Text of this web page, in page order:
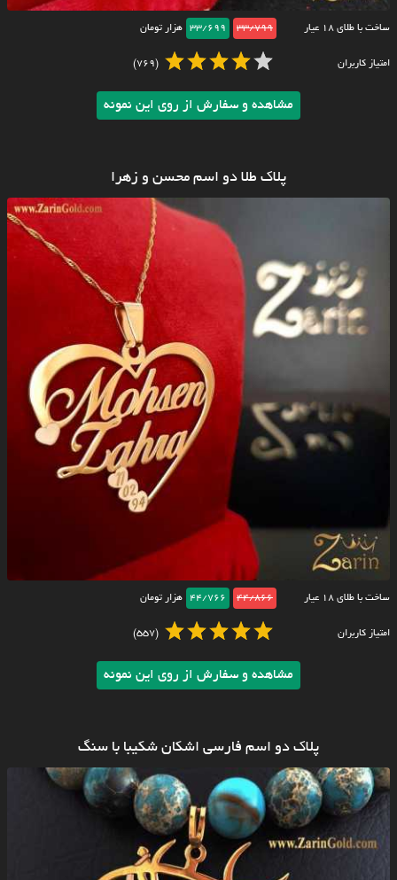
ساخت با طلای ۱۸ عیار 33/799
33/699 هزار تومان
امتیاز کاربران (769)
مشاهده و سفارش از روی این نمونه
پلاک طلا دو اسم محسن و زهرا
ساخت با طلای ۱۸ عیار 44/866
44/766 هزار تومان
امتیاز کاربران (557)
مشاهده و سفارش از روی این نمونه
پلاک دو اسم فارسی اشکان شکیبا با سنگ